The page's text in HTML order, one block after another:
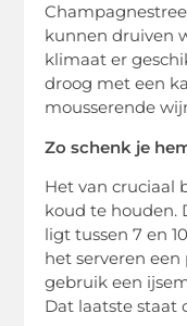
kunnen druiven
klimaat er
droog met een
mousserende
Zo schenk je
Het van cruciaal
koud te houden.
ligt tussen 7 en
het serveren
gebruik een
Dat laatste staat